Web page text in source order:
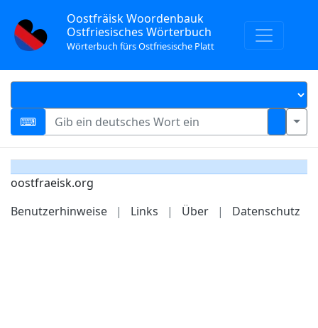
Oostfräisk Woordenbauk
Ostfriesisches Wörterbuch
Wörterbuch fürs Ostfriesische Platt
oostfraeisk.org
Benutzerhinweise
| Links | Über | Datenschutz